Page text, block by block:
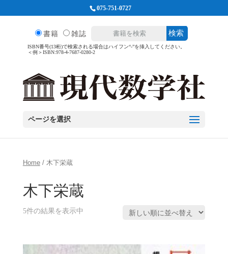
075-751-0727
書籍 雑誌 検索
ISBN番号(13桁)で検索される場合はハイフン“-”を挿入してください。
＜例＞ISBN:978-4-7687-0280-2
ページを選択
Home/ 木下栄蔵
木下栄蔵
5件の結果を表示中